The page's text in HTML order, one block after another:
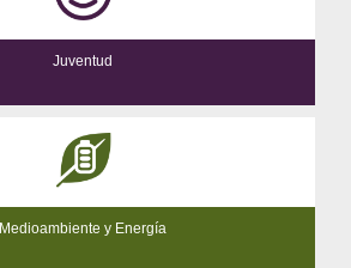
Juventud
Medioambiente y Energía